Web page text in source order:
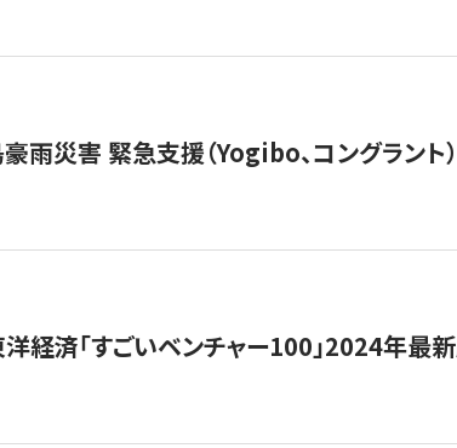
雨災害 緊急支援（Yogibo、コングラント）
経済「すごいベンチャー100」2024年最